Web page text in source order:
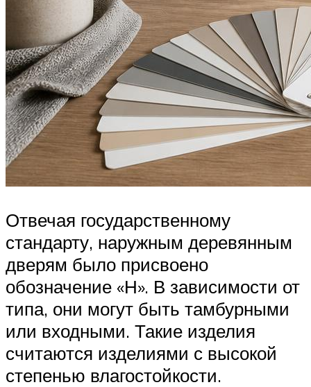
Отвечая государственному
стандарту, наружным деревянным
дверям было присвоено
обозначение «Н». В зависимости от
типа, они могут быть тамбурными
или входными. Такие изделия
считаются изделиями с высокой
степенью влагостойкости.